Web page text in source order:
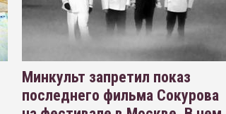
Минкульт запретил показ
последнего фильма Сокурова